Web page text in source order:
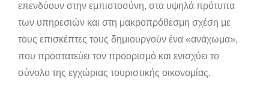
επενδύουν στην εμπιστοσύνη, στα υψηλά πρότυπα
των υπηρεσιών και στη μακροπρόθεσμη σχέση με
τους επισκέπτες τους δημιουργούν ένα «ανάχωμα»,
που προστατεύει τον προορισμό και ενισχύει το
σύνολο της εγχώριας τουριστικής οικονομίας.